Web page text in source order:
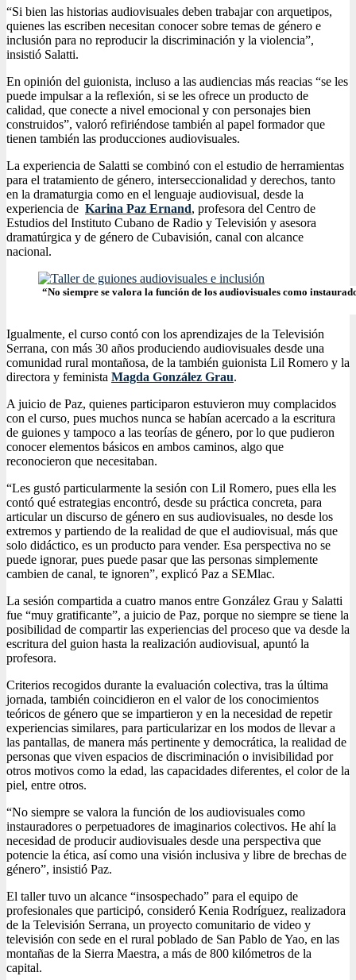
“Si bien las historias audiovisuales deben trabajar con arquetipos,
quienes las escriben necesitan conocer sobre temas de género e
inclusión para no reproducir la discriminación y la violencia”,
insistió Salatti.
En opinión del guionista, incluso a las audiencias más reacias “se les
puede impulsar a la reflexión, si se les ofrece un producto de
calidad, que conecte a nivel emocional y con personajes bien
construidos”, valoró refiriéndose también al papel formador que
tienen también las producciones audiovisuales.
La experiencia de Salatti se combinó con el estudio de herramientas
para el tratamiento de género, interseccionalidad y derechos, tanto
en la dramaturgia como en el lenguaje audiovisual, desde la
experiencia de Karina Paz Ernand, profesora del Centro de
Estudios del Instituto Cubano de Radio y Televisión y asesora
dramatúrgica y de género de Cubavisión, canal con alcance
nacional.
“No siempre se valora la función de los audiovisuales como
Igualmente, el curso contó con los aprendizajes de la Televisión
Serrana, con más 30 años produciendo audiovisuales desde una
comunidad rural montañosa, de la también guionista Lil Romero y la
directora y feminista Magda González Grau.
A juicio de Paz, quienes participaron estuvieron muy complacidos
con el curso, pues muchos nunca se habían acercado a la escritura
de guiones y tampoco a las teorías de género, por lo que pudieron
conocer elementos básicos en ambos caminos, algo que
reconocieron que necesitaban.
“Les gustó particularmente la sesión con Lil Romero, pues ella les
contó qué estrategias encontró, desde su práctica concreta, para
articular un discurso de género en sus audiovisuales, no desde los
extremos y partiendo de la realidad de que el audiovisual, más que
solo didáctico, es un producto para vender. Esa perspectiva no se
puede ignorar, pues puede pasar que las personas simplemente
cambien de canal, te ignoren”, explicó Paz a SEMlac.
La sesión compartida a cuatro manos entre González Grau y Salatti
fue “muy gratificante”, a juicio de Paz, porque no siempre se tiene la
posibilidad de compartir las experiencias del proceso que va desde la
escritura del guion hasta la realización audiovisual, apuntó la
profesora.
Criterios recogidos durante la evaluación colectiva, tras la última
jornada, también coincidieron en el valor de los conocimientos
teóricos de género que se impartieron y en la necesidad de repetir
experiencias similares, para particularizar en los modos de llevar a
las pantallas, de manera más pertinente y democrática, la realidad de
personas que viven espacios de discriminación o invisibilidad por
otros motivos como la edad, las capacidades diferentes, el color de la
piel, entre otros.
“No siempre se valora la función de los audiovisuales como
instauradores o perpetuadores de imaginarios colectivos. He ahí la
necesidad de producir audiovisuales desde una perspectiva que
potencie la ética, así como una visión inclusiva y libre de brechas de
género”, insistió Paz.
El taller tuvo un alcance “insospechado” para el equipo de
profesionales que participó, consideró Kenia Rodríguez, realizadora
de la Televisión Serrana, un proyecto comunitario de video y
televisión con sede en el rural poblado de San Pablo de Yao, en las
montañas de la Sierra Maestra, a más de 800 kilómetros de la
capital.